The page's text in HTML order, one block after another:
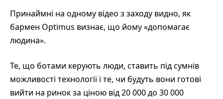
Принаймні на одному відео з заходу видно, як
бармен Optimus визнає, що йому «допомагає
людина».
Те, що ботами керують люди, ставить під сумнів
можливості технології і те, чи будуть вони готові
вийти на ринок за ціною від 20 000 до 30 000